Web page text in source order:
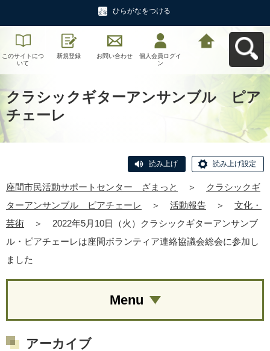
ひらがなをつける
このサイトにつ
いて
新規登録 お問い合わせ
個人会員ログイ
ン
クラシックギターアンサンブル ピア
チェーレ
読み上げ 読み上げ設定
座間市民活動サポートセンター ざまっと ＞
クラシックギ
ターアンサンブル ピアチェーレ
＞ 活動報告 ＞
文化・
芸術
＞
2022年5月10日（火）クラシックギターアンサンブ
ル・ピアチェーレは座間ボランティア連絡協議会総会に参加し
ました
Menu
アーカイブ